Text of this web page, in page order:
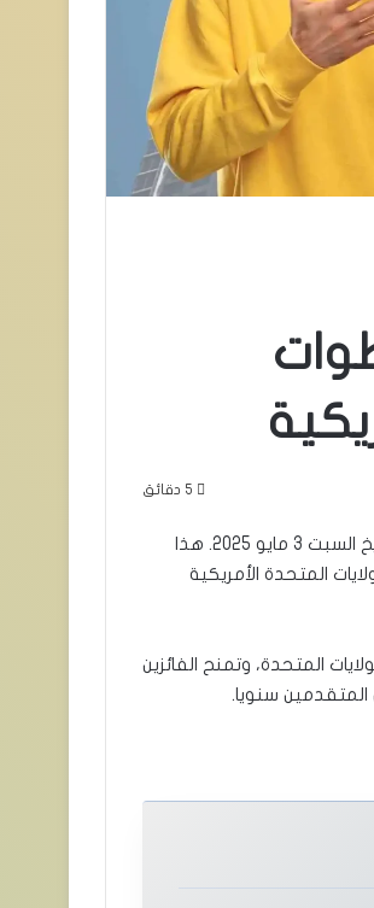
خطوات
تم الإعلان رسميا عن نتيجة اللوتري 2026 (برنامج الهجرة العشوائية DV Lottery) بتاريخ السبت 3 مايو 2025. هذا
المتحدة الأمريكية
المتحدة، وتمنح الفائزين
المتقدمين سنويا.